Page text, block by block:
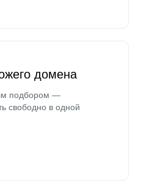
домена
подбором —
свободно в одной